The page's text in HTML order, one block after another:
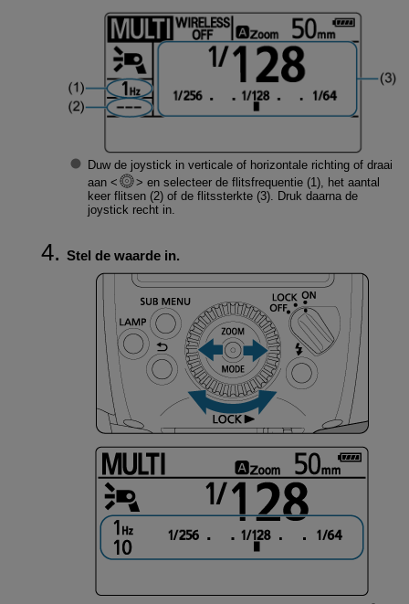
Duw de joystick in verticale of horizontale richting of draai
aan
en selecteer de flitsfrequentie (1), het aantal
keer flitsen (2) of de flitssterkte (3). Druk daarna de
joystick recht in.
Stel de waarde in.